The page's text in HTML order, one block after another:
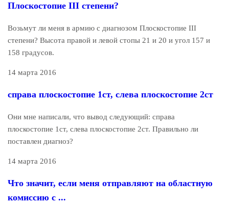
Плоскостопие III степени?
Возьмут ли меня в армию с диагнозом Плоскостопие III
степени? Высота правой и левой стопы 21 и 20 и угол 157 и
158 градусов.
14 марта 2016
справа плоскостопие 1ст, слева плоскостопие 2ст
Они мне написали, что вывод следующий: справа
плоскостопие 1ст, слева плоскостопие 2ст. Правильно ли
поставлен диагноз?
14 марта 2016
Что значит, если меня отправляют на областную
комиссию с ...